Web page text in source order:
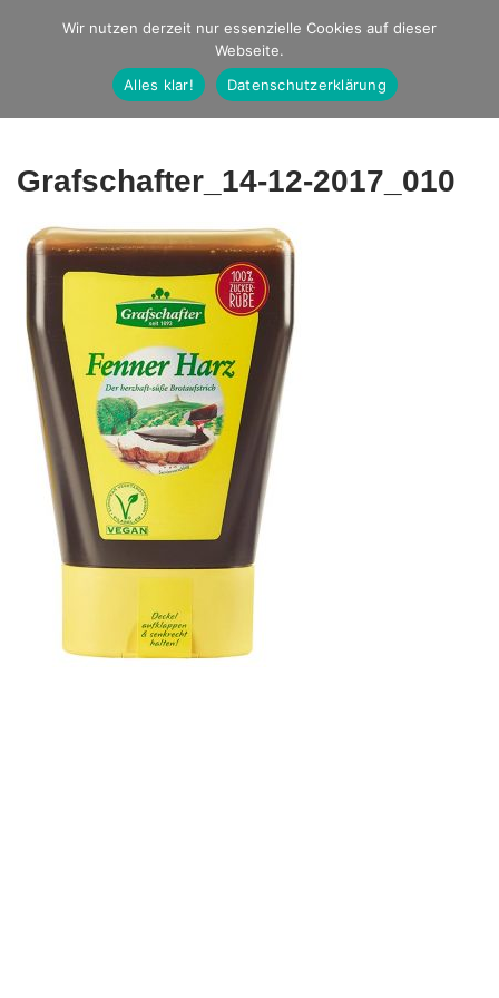
Studio Ernst
Fotografie
Grafschafter_14-12-2017_010
Wir nutzen derzeit nur essenzielle Cookies auf dieser
Webseite.
Alles klar!
Datenschutzerklärung